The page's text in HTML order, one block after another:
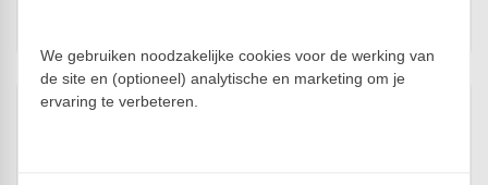
We gebruiken noodzakelijke cookies voor de werking van
de site en (optioneel) analytische en marketing om je
ervaring te verbeteren.